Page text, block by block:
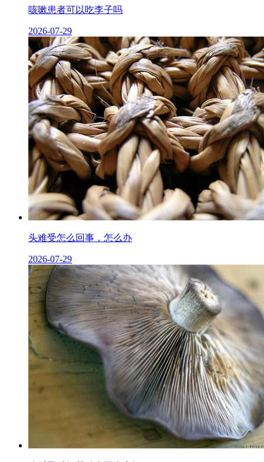
咳嗽患者可以吃李子吗
2026-07-29
头难受怎么回事，怎么办
2026-07-29